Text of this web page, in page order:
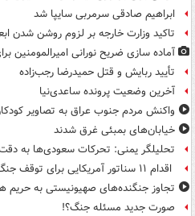
ابراهیم صادقی سرمربی سایپا شد
تاکید وزارت خارجه بر لزوم روشن شدن
آماده سازی ضریح نورانی امیرالمومنین
تأیید ربایش و قتل حمیدرضا رجب‌زاده
آخرین وضعیت پرونده ساعدی‌نیا
واکنش مردم جنوب عراق به تصاویر
خیابان‌های بمبئی غرق شدند
تحلیلگر یمنی: تحرکات سعودی‌ها به
اقدام ۱۱ سناتور آمریکایی برای توقف جنگ علیه ایران
تجاوز جنگنده‌های صهیونیستی به حریم
صورت جدید مسئله جنگ؟!